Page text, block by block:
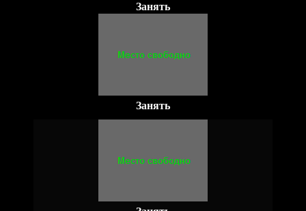
Занять
Занять